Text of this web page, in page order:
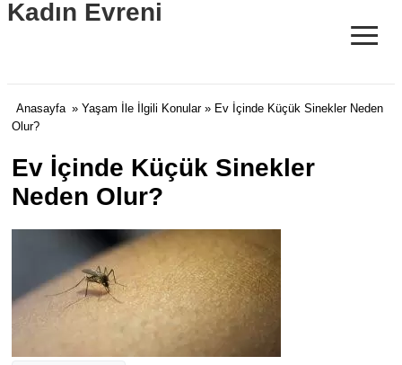
Kadın Evreni ≡
Anasayfa » Yaşam İle İlgili Konular» Ev İçinde Küçük Sinekler Neden
Olur?
Ev İçinde Küçük Sinekler
Neden Olur?